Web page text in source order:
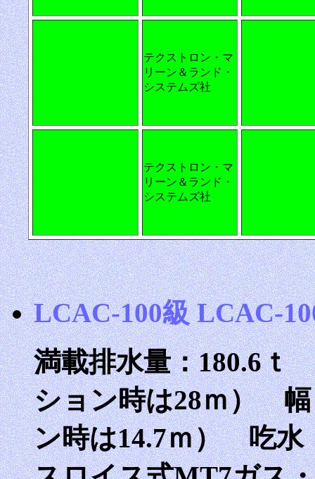
テクストロン・マ
リーン＆ランド・
システムズ社
テクストロン・マ
リーン＆ランド・
システムズ社
LCAC-100級 LCAC-
満載排水量：180.6ｔ
ション時は28ｍ） 幅
ン時は14.7ｍ） 吃水